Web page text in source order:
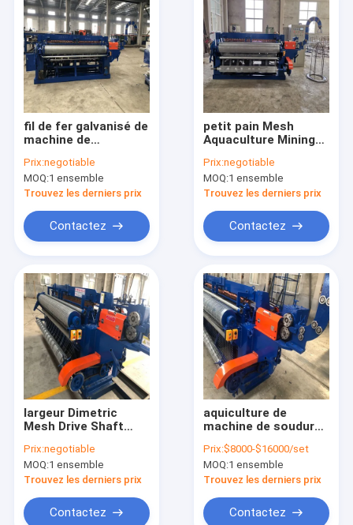
Produits
A propos de nous
Contact
Machine de soudure de grillage
machine de soudure de maille de barrière
fil de fer galvanisé de
machine de
Drive Shaft Welding
380V
Prix:negotiable
MOQ:1 ensemble
Trouvez les derniers prix
Contactez
petit pain Mesh
Aquaculture Mining
110rows/Min Drive
Shaft Welding
Machine de 2m
Prix:negotiable
MOQ:1 ensemble
Trouvez les derniers prix
Contactez
largeur Dimetric
Mesh Drive Shaft
30rolls/8hours de 7ft
horizontal
Prix:negotiable
MOQ:1 ensemble
Trouvez les derniers prix
Contactez
aquiculture de
machine de soudure
d'entraînement
d'écran de PLC
120rows/Min
Prix:$8000-$16000/set
MOQ:1 ensemble
Trouvez les derniers prix
Contactez